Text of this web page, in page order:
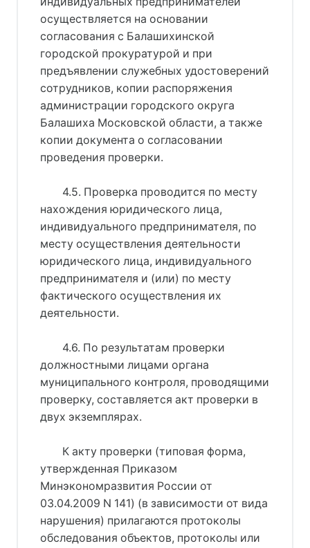
осуществляется на основании
согласования с Балашихинской
городской прокуратурой и при
предъявлении служебных удостоверений
сотрудников, копии распоряжения
администрации городского округа
Балашиха Московской области, а также
копии документа о согласовании
проведения проверки.
4.5. Проверка проводится по месту
нахождения юридического лица,
индивидуального предпринимателя, по
месту осуществления деятельности
юридического лица, индивидуального
предпринимателя и (или) по месту
фактического осуществления их
деятельности.
4.6. По результатам проверки
должностными лицами органа
муниципального контроля, проводящими
проверку, составляется акт проверки в
двух экземплярах.
К акту проверки (типовая форма,
утвержденная Приказом
Минэкономразвития России от
03.04.2009 N 141) (в зависимости от вида
нарушения) прилагаются протоколы
обследования объектов, протоколы или